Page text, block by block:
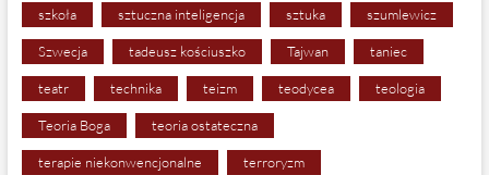
szkoła sztuczna inteligencja sztuka szumlewicz
Szwecja tadeusz kościuszko Tajwan taniec
teatr technika teizm teodycea teologia
Teoria Boga teoria ostateczna
terapie niekonwencjonalne terroryzm